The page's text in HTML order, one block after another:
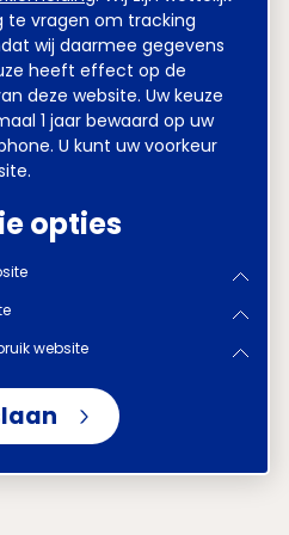
vragen om tracking
wij daarmee gegevens
heeft effect op de
deze website. Uw keuze
1 jaar bewaard op uw
U kunt uw voorkeur
opties
website